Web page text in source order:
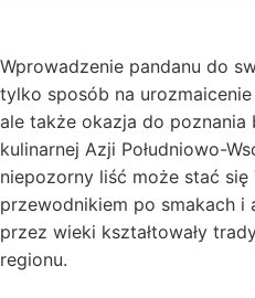
Wprowadzenie pandanu do
tylko sposób na
ale także okazja do poznania
kulinarnej Azji Południowo-
niepozorny liść może stać się
przewodnikiem po smakach i
przez wieki kształtowały
regionu.